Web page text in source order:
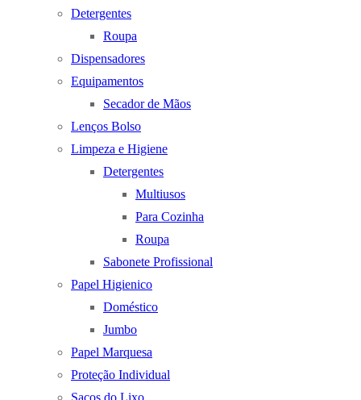
Detergentes
Roupa
Dispensadores
Equipamentos
Secador de Mãos
Lenços Bolso
Limpeza e Higiene
Detergentes
Multiusos
Para Cozinha
Roupa
Sabonete Profissional
Papel Higienico
Doméstico
Jumbo
Papel Marquesa
Proteção Individual
Sacos do Lixo